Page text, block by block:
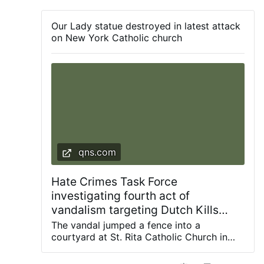
being …
vasaralla, minkä seurauksena se menetti
päänsä ja putosi jalustaltaan. Poliisi tutkii
tapausta. Brooklynin hiippakunnan mukaan
kyseessä on neljäs seurakuntaa kohdannut
Our Lady statue destroyed in latest attack
on New York Catholic church
qns.com
Hate Crimes Task Force
investigating fourth act of
vandalism targeting Dutch Kills
church since 2024: NYPD
The vandal jumped a fence into a
courtyard at St. Rita Catholic Church in
Blessed Mother with a hammer, knocking it